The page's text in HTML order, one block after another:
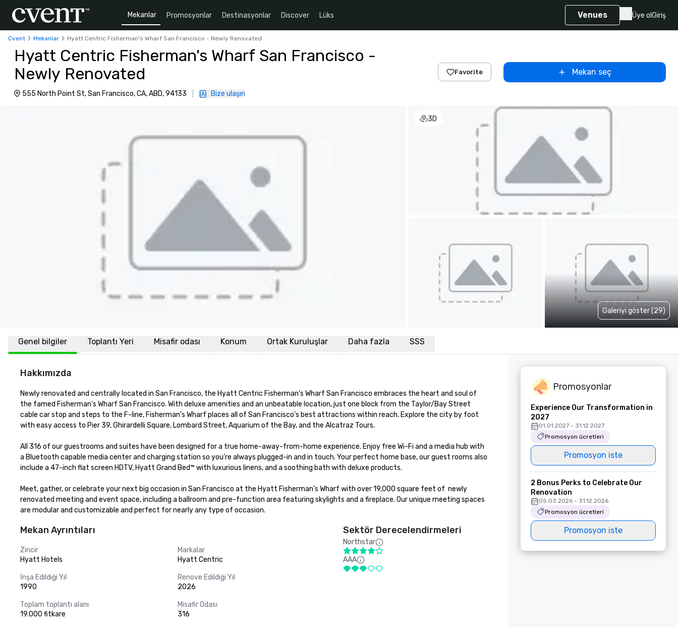
Mekanlar Promosyonlar Destinasyonlar Discover Lüks Venues Üye ol Giriş
Cvent Mekanlar Hyatt Centric Fisherman's Wharf San Francisco - Newly Renovated
Hyatt Centric Fisherman's Wharf San Francisco -
Newly Renovated
555 North Point St, San Francisco, CA, ABD, 94133 Bize ulaşın
Favorite Mekan seç
3D
Galeriyi göster (29)
Genel bilgiler Toplantı Yeri Misafir odası Konum Ortak Kuruluşlar Daha fazla SSS
Hakkımızda
Newly renovated and centrally located in San Francisco, the Hyatt Centric Fisherman's Wharf San Francisco embraces the heart and soul of
the famed Fisherman's Wharf San Francisco. With deluxe amenities and an unbeatable location, just one block from the Taylor/Bay Street
cable car stop and steps to the F-line, Fisherman’s Wharf places all of San Francisco’s best attractions within reach. Explore the city by foot
with easy access to Pier 39, Ghirardelli Square, Lombard Street, Aquarium of the Bay, and the Alcatraz Tours.
All 316 of our guestrooms and suites have been designed for a true home-away-from-home experience. Enjoy free Wi-Fi and a media hub with
a Bluetooth capable media center and charging station so you’re always plugged-in and in touch. Your perfect home base, our guest rooms also
include a 47-inch flat screen HDTV, Hyatt Grand Bed™ with luxurious linens, and a soothing bath with deluxe products.
Meet, gather, or celebrate your next big occasion in San Francisco at the Hyatt Fisherman's Wharf with over 19,000 square feet of  newly
renovated meeting and event space, including a ballroom and pre-function area featuring skylights and a fireplace. Our unique meeting spaces
are modular and customizable and perfect for nearly any type of occasion.
Mekan Ayrıntıları
Zincir
Hyatt Hotels
Markalar
Hyatt Centric
İnşa Edildiği Yıl
1990
Renove Edildiği Yıl
2026
Toplam toplantı alanı
19.000 fitkare
Misafir Odası
316
Sektör Derecelendirmeleri
Northstar
AAA
Promosyonlar
Experience Our Transformation in
2027
01.01.2027 - 31.12.2027
Promosyon ücretleri
Promosyon iste
2 Bonus Perks to Celebrate Our
Renovation
05.03.2026 - 31.12.2026
Promosyon ücretleri
Promosyon iste